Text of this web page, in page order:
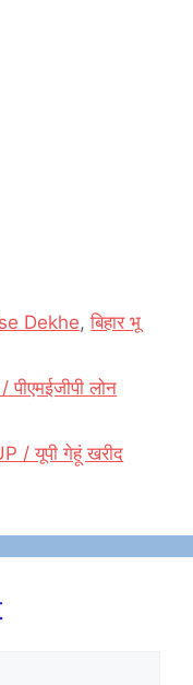
Dekhe,बिहार भू
लोन
/ यूपी गेहूं खरीद